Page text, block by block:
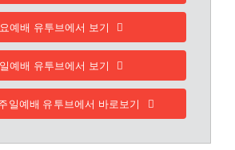
예배 유투브에서 보기
예배 유투브에서 보기
일예배 유투브에서 바로보기